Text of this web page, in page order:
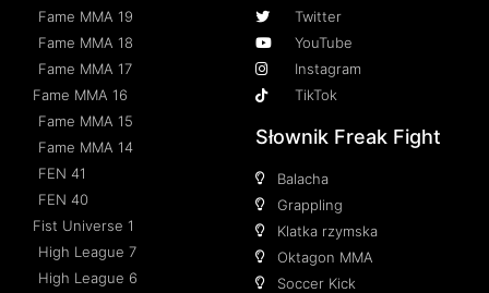
Fame MMA 19
Fame MMA 18
Fame MMA 17
Fame MMA 16
Fame MMA 15
Fame MMA 14
FEN 41
FEN 40
Fist Universe 1
High League 7
High League 6
Twitter
YouTube
Instagram
TikTok
Słownik Freak Fight
Balacha
Grappling
Klatka rzymska
Oktagon MMA
Soccer Kick